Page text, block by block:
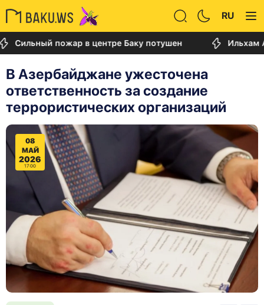
RU
пожар в центре Баку потушен Ильхам
В Азербайджане ужесточена
ответственность за создание
террористических организаций
08
МАЙ
2026
17:00